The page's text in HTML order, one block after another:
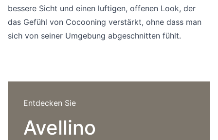
bessere Sicht und einen luftigen, offenen Look, der
das Gefühl von Cocooning verstärkt, ohne dass man
sich von seiner Umgebung abgeschnitten fühlt.
Entdecken Sie
Avellino